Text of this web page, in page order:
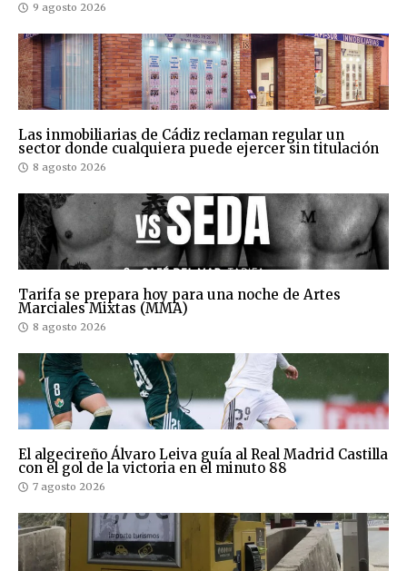
9 agosto 2026
Las inmobiliarias de Cádiz reclaman regular un
sector donde cualquiera puede ejercer sin titulación
8 agosto 2026
Tarifa se prepara hoy para una noche de Artes
Marciales Mixtas (MMA)
8 agosto 2026
El algecireño Álvaro Leiva guía al Real Madrid Castilla
con el gol de la victoria en el minuto 88
7 agosto 2026